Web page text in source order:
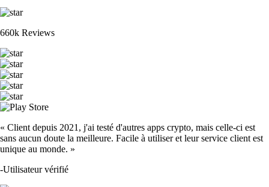
660k Reviews
« Client depuis 2021, j'ai testé d'autres apps crypto, mais celle-ci est
sans aucun doute la meilleure. Facile à utiliser et leur service client est
unique au monde. »
-Utilisateur vérifié